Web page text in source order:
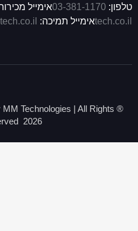
טלפון: 03-381-1170אימייל
tech.co.ilאימייל תמיכה:
MM Technologies | All Rights
2026